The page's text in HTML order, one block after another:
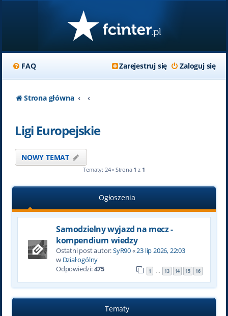
FAQ Zaloguj się
Zarejestruj się
Strona główna
Ligi Europejskie
NOWY TEMAT
Tematy: 24 • Strona 1 z 1
Ogłoszenia
Samodzielny wyjazd na mecz -
kompendium wiedzy
Ostatni post autor:SyR90«23 lip 2026, 22:03
w Dział ogólny
Odpowiedzi:475 1 … 13 14 15 16
Tematy